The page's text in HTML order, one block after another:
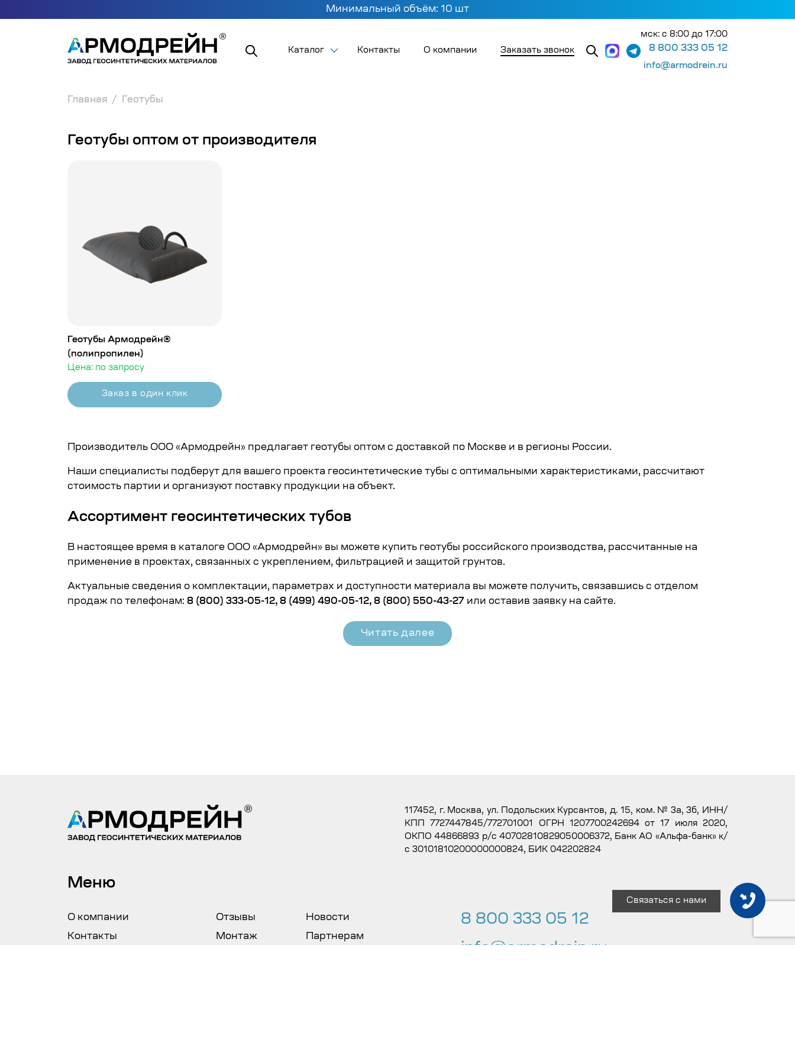
Каталог Контакты О компании Заказать звонок
мск: с 8:00 до 17:00
8 800 333 05 12
info@armodrein.ru
Главная Геотубы
Геотубы оптом от производителя
Геотубы Армодрейн®
(полипропилен)
Цена: по запросу
Заказ в один клик
Производитель ООО «Армодрейн» предлагает геотубы оптом с доставкой по Москве и в регионы России.
Наши специалисты подберут для вашего проекта геосинтетические тубы с оптимальными характеристиками, рассчитают
стоимость партии и организуют поставку продукции на объект.
Ассортимент геосинтетических тубов
В настоящее время в каталоге ООО «Армодрейн» вы можете купить геотубы российского производства, рассчитанные на
применение в проектах, связанных с укреплением, фильтрацией и защитой грунтов.
Актуальные сведения о комплектации, параметрах и доступности материала вы можете получить, связавшись с отделом
продаж по телефонам: 8 (800) 333-05-12, 8 (499) 490-05-12, 8 (800) 550-43-27 или оставив заявку на сайте.
Читать далее
Меню
117452, г. Москва, ул. Подольских Курсантов, д. 15, ком. № 3а, 3б, ИНН/
КПП 7727447845/772701001 ОГРН 1207700242694 от 17 июля 2020,
ОКПО 44866893 р/с 40702810829050006372, Банк АО «Альфа-банк» к/
с 30101810200000000824, БИК 042202824
О компании
Контакты
Отзывы
Монтаж
Новости
Партнерам
8 800 333 05 12
info@armodrein.ru
Минимальный объём: 10 шт
Связаться с нами